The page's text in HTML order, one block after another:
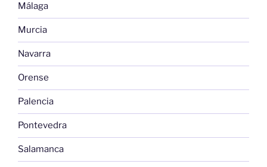
Málaga
Murcia
Navarra
Orense
Palencia
Pontevedra
Salamanca